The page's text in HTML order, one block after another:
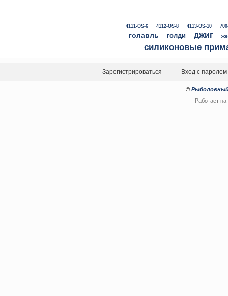
4111-OS-6 4112-OS-8 4113-OS-10
голавль голди джиг
силиконовые
Зарегистрироваться Вход с паролем
© Рыболовный
Работает